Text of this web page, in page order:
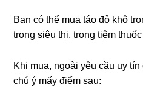
Bạn có thể mua táo đỏ khô
trong siêu thị, trong tiệm
Khi mua, ngoài yêu cầu uy
chú ý mấy điểm sau: